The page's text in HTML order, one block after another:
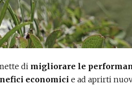
di migliorare le
economici e ad aprirti